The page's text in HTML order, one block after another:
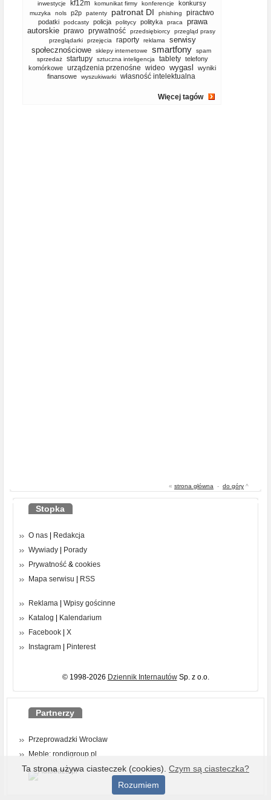
inwestycje kf12m komunikat firmy konferencje konkursy
muzyka nols p2p patenty patronat DI phishing piractwo
podatki podcasty policja politycy polityka praca
prawa
autorskie prawo prywatność przedsiębiorcy
przegląd prasy
przeglądarki
przejęcia raporty reklama
serwisy
społecznościowe
sklepy internetowe smartfony
spam
sprzedaż
startupy sztuczna inteligencja tablety telefony
komórkowe
urządzenia przenośne wideo wygasl
wyniki
finansowe
wyszukiwarki własność intelektualna
Więcej tagów
« strona główna - do góry ^
Stopka
O nas
Redakcja
Wywiady
Porady
Prywatność & cookies
Mapa serwisu
RSS
Reklama
Wpisy gościnne
Katalog
Kalendarium
Facebook
X
Instagram
Pinterest
© 1998-2026 Dziennik InternautówSp. z o.o.
Partnerzy
Przeprowadzki Wrocław
Meble: rondigroup.pl
Ta strona używa ciasteczek (cookies). Czym są ciasteczka?
Rozumiem